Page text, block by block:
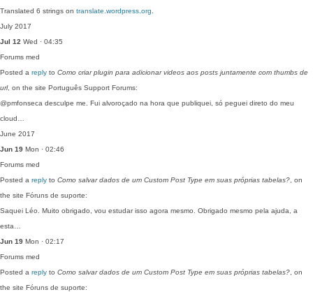
Translated 6 strings on translate.wordpress.org
July 2017
Jul 12 Wed · 04:35
Forums med
Posted a reply to Como criar plugin para adicionar videos aos posts juntamente com thumbs de
url, on the site Português Support Forums:
@pmfonseca desculpe me. Fui alvoroçado na hora que publiquei, só peguei direto do meu
cloud…
June 2017
Jun 19 Mon · 02:46
Forums med
Posted a reply to Como salvar dados de um Custom Post Type em suas próprias tabelas? , on
the site Fóruns de suporte:
Saquei Léo. Muito obrigado, vou estudar isso agora mesmo. Obrigado mesmo pela ajuda, a
esta…
Jun 19 Mon · 02:17
Forums med
Posted a reply to Como salvar dados de um Custom Post Type em suas próprias tabelas? , on
the site Fóruns de suporte: